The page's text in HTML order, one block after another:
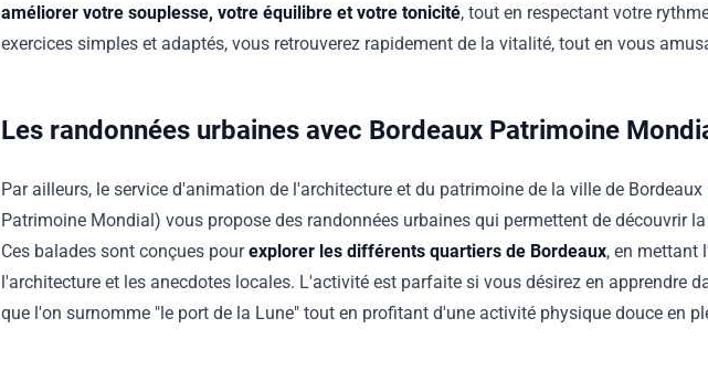
améliorer votre souplesse, votre équilibre et votre tonicité, tout en respectant votre
exercices simples et adaptés, vous retrouverez rapidement de la vitalité, tout en vous
Les randonnées urbaines avec Bordeaux Patrimoine
Par ailleurs, le service d'animation de l'architecture et du patrimoine de la ville de Bordeaux
Patrimoine Mondial) vous propose des randonnées urbaines qui permettent de découvrir
Ces balades sont conçues pourexplorer les différents quartiers de Bordeaux, en mettant
l'architecture et les anecdotes locales. L'activité est parfaite si vous désirez en apprendre
que l'on surnomme "le port de la Lune" tout en profitant d'une activité physique douce en